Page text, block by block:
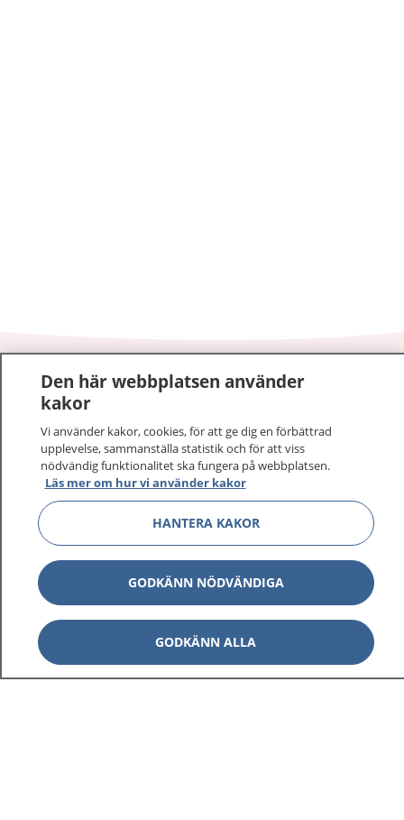
1177–tryggt om din hälsa och vård
På 1177.se får du råd om hälsa och information om
sjukdomar och vilka mottagningar du kan kontakta.
Logga in för att läsa din journal och göra dina
vårdärenden. Ring telefonnummer 1177 för
sjukvårdsrådgivning dygnet runt.
1177 ger dig råd när du vill må bättre.
1177 på flera språk Visa
Den här webbplatsen använder
kakor
Vi använder kakor, cookies, för att ge dig en förbättrad
upplevelse, sammanställa statistik och för att viss
nödvändig funktionalitet ska fungera på webbplatsen.
Läs mer om hur vi använder kakor
HANTERA KAKOR
GODKÄNN NÖDVÄNDIGA
GODKÄNN ALLA